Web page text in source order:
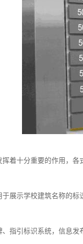
着十分重要的作用，各
示学校建筑名称的标
引标识系统，信息发